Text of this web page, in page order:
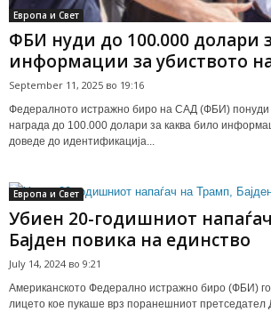
Европа и Свет
ФБИ нуди до 100.000 долари
информации за убиството
September 11, 2025 во 19:16
Федералното истражно биро на САД (ФБИ) понуди
награда до 100.000 долари за каква било
доведе до идентификација...
Европа и Свет
Убиен 20-годишниот
Бајден повика на единство
July 14, 2024 во 9:21
Американското Федерално истражно биро (ФБИ) го
лицето кое пукаше врз поранешниот претседател